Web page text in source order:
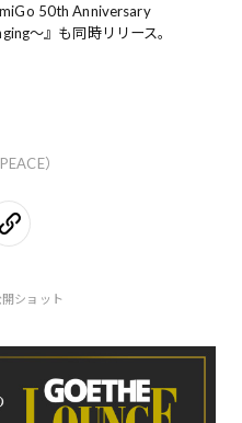
50th Anniversary
～』も同時リリース。
）
ショット